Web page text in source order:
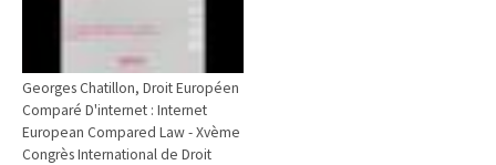
Georges Chatillon, Droit Européen
Comparé D'internet : Internet
European Compared Law - Xvème
Congrès International de Droit